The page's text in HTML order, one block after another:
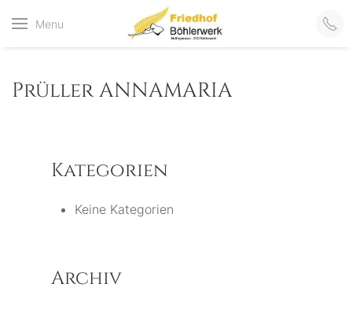
Menu
Friedhof
der virtuelle Friedhof
Prüller ANNAMARIA
Kategorien
Keine Kategorien
Archiv